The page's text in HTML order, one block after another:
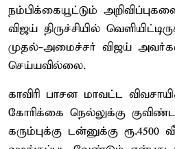
நம்பிக்கையூட்டும்
விஜய் திருச்சியில்
முதல்-அமைச்சர் விஜய்
செய்யவில்லை.
காவிரி பாசன மாவட்ட
கோரிக்கை நெல்லுக்கு
கரும்புக்கு டன்னுக்கு